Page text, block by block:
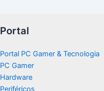
Portal
Portal PC Gamer & Tecnologia
PC Gamer
Hardware
Periféricos